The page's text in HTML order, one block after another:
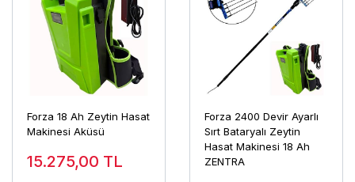
Forza 18 Ah Zeytin Hasat
Makinesi Aküsü
15.275,00 TL
Forza 2400 Devir Ayarlı
Sırt Bataryalı Zeytin
Hasat Makinesi 18 Ah
ZENTRA